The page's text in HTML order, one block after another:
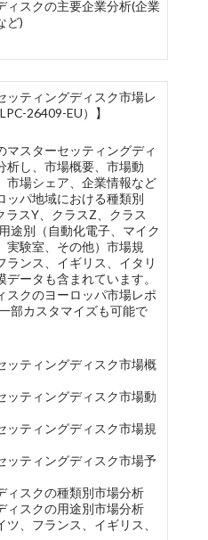
ィスクの主要企業分析(企業
ど)
ッティングディスク市場レ
26409-EU）】
スターセッティングディ
析し、市場概要、市場動
市場シェア、企業情報など
ッパ地域における種類別
ラスY、クラスZ、クラス
途別（自動化電子、マイク
実験室、その他）市場規
ンス、イギリス、イタリ
ータも含まれています。
スクのヨーロッパ市場レポ
部カスタマイズも可能で
ッティングディスク市場概
ッティングディスク市場動
ッティングディスク市場規
ッティングディスク市場予
ィスクの種類別市場分析
ィスクの用途別市場分析
ツ、フランス、イギリス、